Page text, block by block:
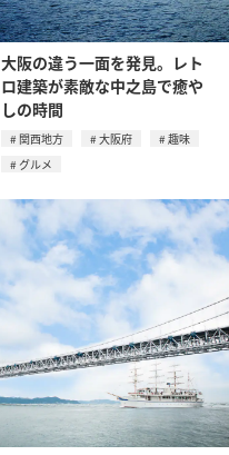
大阪の違う一面を発見。レト
ロ建築が素敵な中之島で癒や
しの時間
関西地方 大阪府
趣味
グルメ